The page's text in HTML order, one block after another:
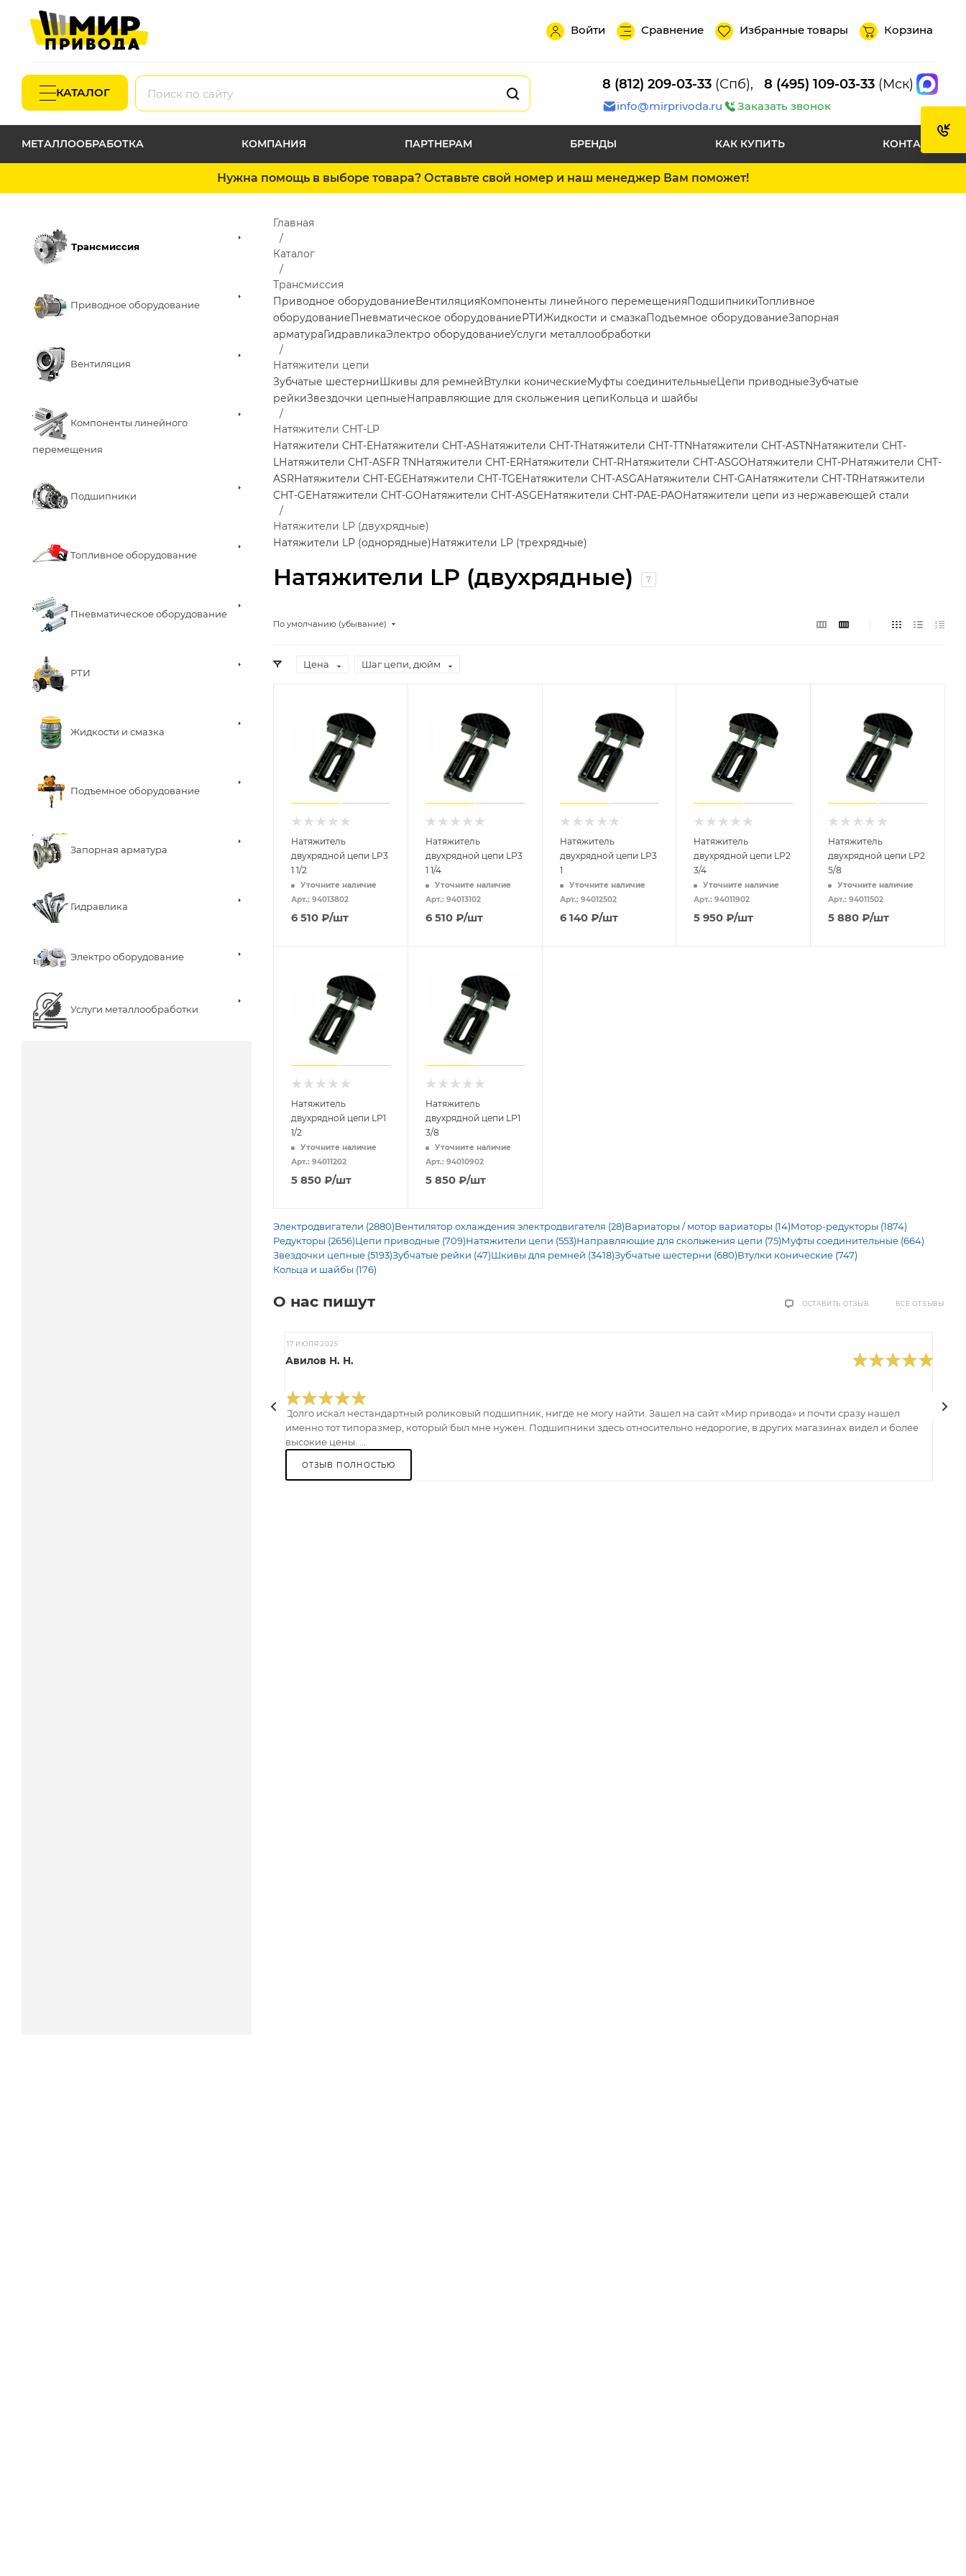
Войти Сравнение Избранные товары Корзина
КАТАЛОГ
8 (812) 209-03-33 (Спб), 8 (495) 109-03-33 (Мск)
info@mirprivoda.ru Заказать звонок
МЕТАЛЛООБРАБОТКА КОМПАНИЯ ПАРТНЕРАМ БРЕНДЫ КАК КУПИТЬ КОНТАКТЫ
Нужна помощь в выборе товара? Оставьте свой номер и наш менеджер Вам поможет!
Трансмиссия
Приводное оборудование
Вентиляция
Компоненты линейного
перемещения
Подшипники
Топливное оборудование
Пневматическое оборудование
РТИ
Жидкости и смазка
Подъемное оборудование
Запорная арматура
Гидравлика
Электро оборудование
Услуги металлообработки
Натяжители LP (двухрядные) 7
Главная
Каталог
Трансмиссия
Приводное оборудованиеВентиляцияКомпоненты линейного перемещенияПодшипникиТопливное
оборудованиеПневматическое оборудованиеРТИЖидкости и смазкаПодъемное оборудованиеЗапорная
арматураГидравликаЭлектро оборудованиеУслуги металлообработки
Натяжители цепи
Зубчатые шестерниШкивы для ремнейВтулки коническиеМуфты соединительныеЦепи приводныеЗубчатые
рейкиЗвездочки цепныеНаправляющие для скольжения цепиКольца и шайбы
Натяжители CHT-LP
Натяжители CHT-EНатяжители CHT-ASНатяжители CHT-TНатяжители CHT-TTNНатяжители CHT-ASTNНатяжители CHT-
LНатяжители CHT-ASFR TNНатяжители CHT-ERНатяжители CHT-RНатяжители CHT-ASGOНатяжители CHT-PНатяжители CHT-
ASRНатяжители CHT-EGEНатяжители CHT-TGEНатяжители CHT-ASGAНатяжители CHT-GAНатяжители CHT-TRНатяжители
CHT-GEНатяжители CHT-GOНатяжители CHT-ASGEНатяжители CHT-PAE-PAOНатяжители цепи из нержавеющей стали
Натяжители LP (двухрядные)
Натяжители LP (однорядные)Натяжители LP (трехрядные)
По умолчанию (убывание)
Цена Шаг цепи, дюйм
Натяжитель
двухрядной цепи LP3
1 1/2
Уточните наличие
Арт.: 94013802
6 510 ₽/шт
Натяжитель
двухрядной цепи LP3
1 1/4
Уточните наличие
Арт.: 94013102
6 510₽/шт
Натяжитель
двухрядной цепи LP3
1
Уточните наличие
Арт.: 94012502
6 140₽/шт
Натяжитель
двухрядной цепи LP2
3/4
Уточните наличие
Арт.: 94011902
5 950 ₽/шт
Натяжитель
двухрядной цепи LP2
5/8
Уточните наличие
Арт.: 94011502
5 880 ₽/шт
Натяжитель
двухрядной цепи LP1
1/2
Уточните наличие
Арт.: 94011202
5 850 ₽/шт
Натяжитель
двухрядной цепи LP1
3/8
Уточните наличие
Арт.: 94010902
5 850₽/шт
Электродвигатели (2880)Вентилятор охлаждения электродвигателя (28)Вариаторы / мотор вариаторы (14)Мотор-редукторы (1874)
Редукторы (2656)Цепи приводные (709)Натяжители цепи (553)Направляющие для скольжения цепи (75)Муфты соединительные (664)
Звездочки цепные (5193)Зубчатые рейки (47)Шкивы для ремней (3418)Зубчатые шестерни (680)Втулки конические (747)
Кольца и шайбы (176)
О нас пишут ВСЕ ОТЗЫВЫ
ОСТАВИТЬ ОТЗЫВ
17 ИЮЛЯ 2025
Авилов Н. Н.
Долго искал нестандартный роликовый подшипник, нигде не могу найти. Зашел на сайт «Мир привода» и почти сразу нашел
именно тот типоразмер, который был мне нужен. Подшипники здесь относительно недорогие, в других магазинах видел и более
высокие цены. ...
ОТЗЫВ ПОЛНОСТЬЮ